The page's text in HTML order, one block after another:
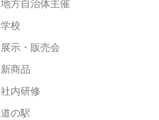
地方自治体主催
学校
展示・販売会
新商品
社内研修
道の駅